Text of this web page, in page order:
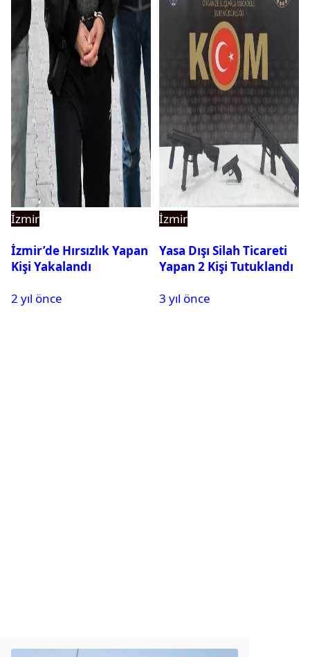
İzmir
İzmir’de Hırsızlık Yapan
Kişi Yakalandı
2 yıl önce
İzmir
Yasa Dışı Silah Ticareti
Yapan 2 Kişi Tutuklandı
3 yıl önce